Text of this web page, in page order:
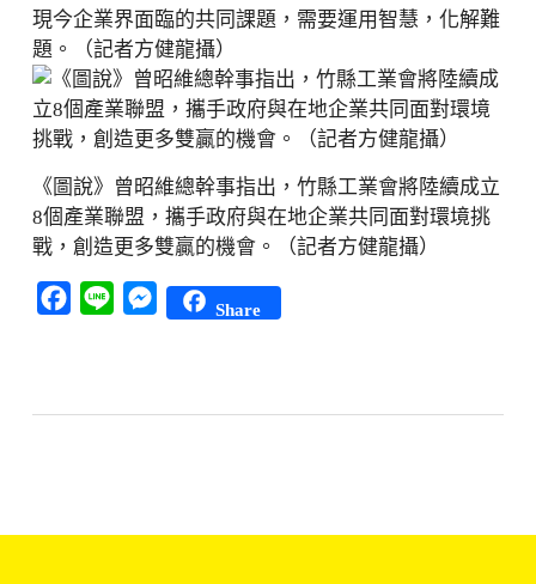
現今企業界面臨的共同課題，需要運用智慧，化解難
題。（記者方健龍攝）
《圖說》曾昭維總幹事指出，竹縣工業會將陸續成立
8個產業聯盟，攜手政府與在地企業共同面對環境挑
戰，創造更多雙贏的機會。（記者方健龍攝）
Facebook
Line Messenger
Share